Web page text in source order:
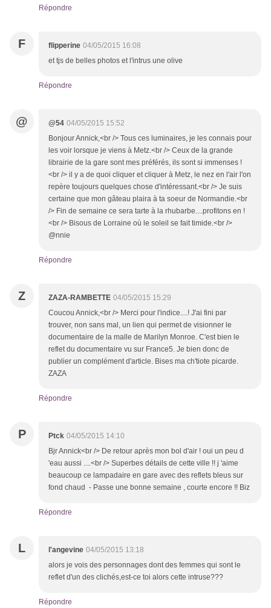
Répondre
F flipperine 04/05/2015 16:08
et tjs de belles photos et l'intrus une olive
Répondre
@ @54 04/05/2015 15:52
Bonjour Annick,<br /> Tous ces luminaires, je les connais pour
les voir lorsque je viens à Metz.<br /> Ceux de la grande
librairie de la gare sont mes préférés, ils sont si immenses !
<br /> il y a de quoi cliquer et cliquer à Metz, le nez en l'air l'on
repère toujours quelques chose d'intéressant.<br /> Je suis
certaine que mon gâteau plaira à ta soeur de Normandie.<br
/> Fin de semaine ce sera tarte à la rhubarbe....profitons en !
<br /> Bisous de Lorraine où le soleil se fait timide.<br />
@nnie
Répondre
Z ZAZA-RAMBETTE 04/05/2015 15:29
Coucou Annick,<br /> Merci pour l'indice....! J'ai fini par
trouver, non sans mal, un lien qui permet de visionner le
documentaire de la malle de Marilyn Monroe. C'est bien le
reflet du documentaire vu sur France5. Je bien donc de
publier un complément d'article. Bises ma ch'tiote picarde.
ZAZA
Répondre
P Ptck 04/05/2015 14:10
Bjr Annick<br /> De retour après mon bol d'air ! oui un peu d
'eau aussi ....<br /> Superbes détails de cette ville !! j 'aime
beaucoup ce lampadaire en gare avec des reflets bleus sur
fond chaud - Passe une bonne semaine , courte encore !! Biz
Répondre
L l'angevine 04/05/2015 13:18
alors je vois des personnages dont des femmes qui sont le
reflet d'un des clichés,est-ce toi alors cette intruse???
Répondre